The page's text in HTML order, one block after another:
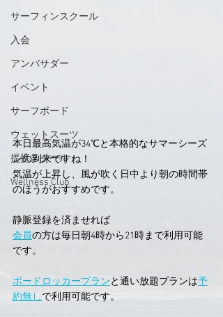
サーフィンスクール
入会
アンバサダー
イベント
サーフボード
ウェットスーツ
提携スクール
Wellness Club
本日最高気温が34℃と本格的なサマーシーズ
ンの到来ですね！
気温が上昇し、風が吹く日中より朝の時間帯
のほうがおすすめです。
静脈登録を済ませれば
会員の方は毎日朝4時から21時まで利用可能
です。
ボードロッカープランと通い放題プランは予
約無しで利用可能です。